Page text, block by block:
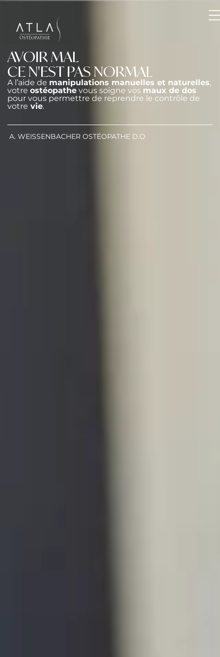
AVOIR MAL
CE N'EST PAS NORMAL
A l’aide de manipulations manuelles et naturelles,
votre ostéopathe vous soigne vos maux de dos
pour vous permettre de reprendre le contrôle de
votre vie.
A. WEISSENBACHER OSTÉOPATHE D.O